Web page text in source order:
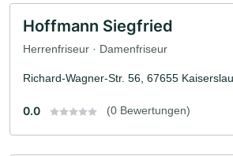
Hoffmann Siegfried
Herrenfriseur · Damenfriseur
Richard-Wagner-Str. 56, 67655
0.0 (0 Bewertungen)